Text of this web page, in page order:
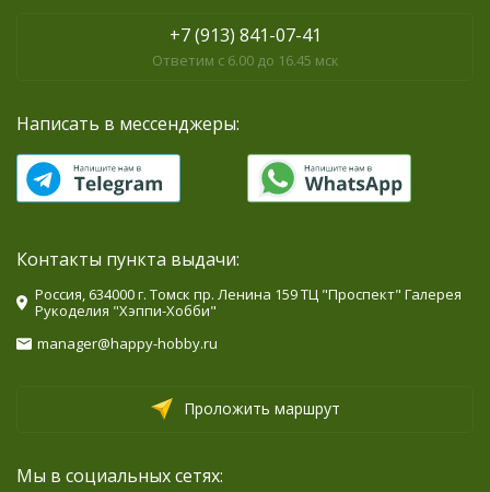
+7 (913) 841-07-41
Ответим с 6.00 до 16.45 мск
Написать в мессенджеры:
Контакты пункта выдачи:
Россия, 634000 г. Томск пр. Ленина 159 ТЦ "Проспект" Галерея
Рукоделия "Хэппи-Хобби"
manager@happy-hobby.ru
Проложить маршрут
Мы в социальных сетях: